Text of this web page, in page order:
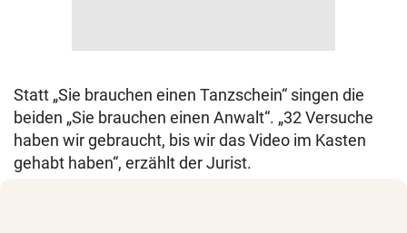
Statt „Sie brauchen einen Tanzschein“ singen die
beiden „Sie brauchen einen Anwalt“. „32 Versuche
haben wir gebraucht, bis wir das Video im Kasten
gehabt haben“, erzählt der Jurist.